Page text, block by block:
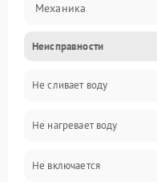
Механика
Управление
Электропитание
Датчики
Нагрев
Неисправности
Не сливает воду
Не нагревает воду
Не включается